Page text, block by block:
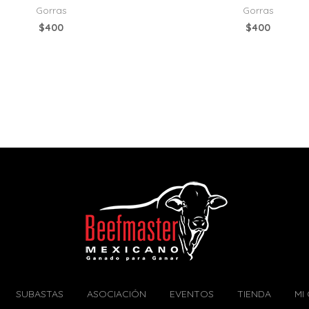
Gorras
$400
Gorras
$400
SUBASTAS ASOCIACIÓN EVENTOS TIENDA MI